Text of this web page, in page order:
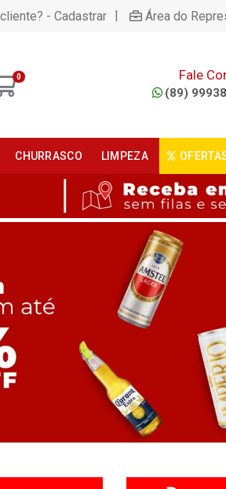
- Cadastrar | Área do
0 Fale
(89)
CHURRASCO LIMPEZA